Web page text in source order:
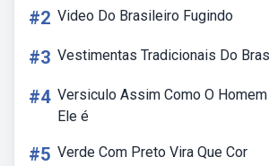
#2 Video Do Brasileiro Fugindo
#3 Vestimentas Tradicionais Do
#4 Versiculo Assim Como O
Ele é
#5 Verde Com Preto Vira Que Cor